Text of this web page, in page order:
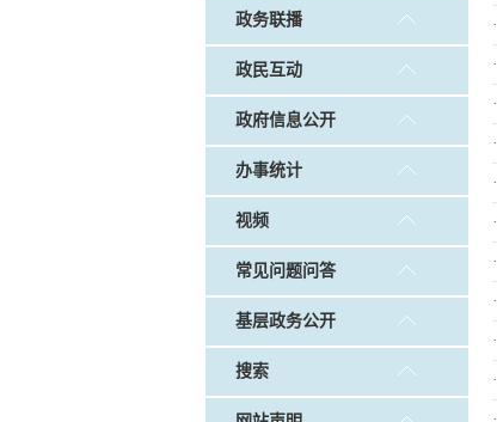
政务联播
政民互动
政府信息公开
办事统计
视频
常见问题问答
基层政务公开
搜索
·
·
·
·
·
·
·
·
·
·